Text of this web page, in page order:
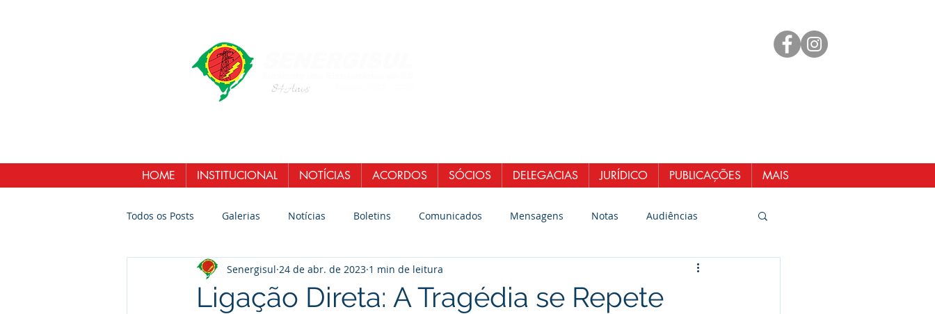
HOME INSTITUCIONAL NOTÍCIAS ACORDOS SÓCIOS DELEGACIAS JURÍDICO PUBLICAÇÕES MAIS
Todos os Posts Galerias Notícias Boletins Comunicados Mensagens Notas Audiências
Ligação Direta: A Tragédia se Repete
Senergisul 24 de abr. de 2023 1 min de leitura